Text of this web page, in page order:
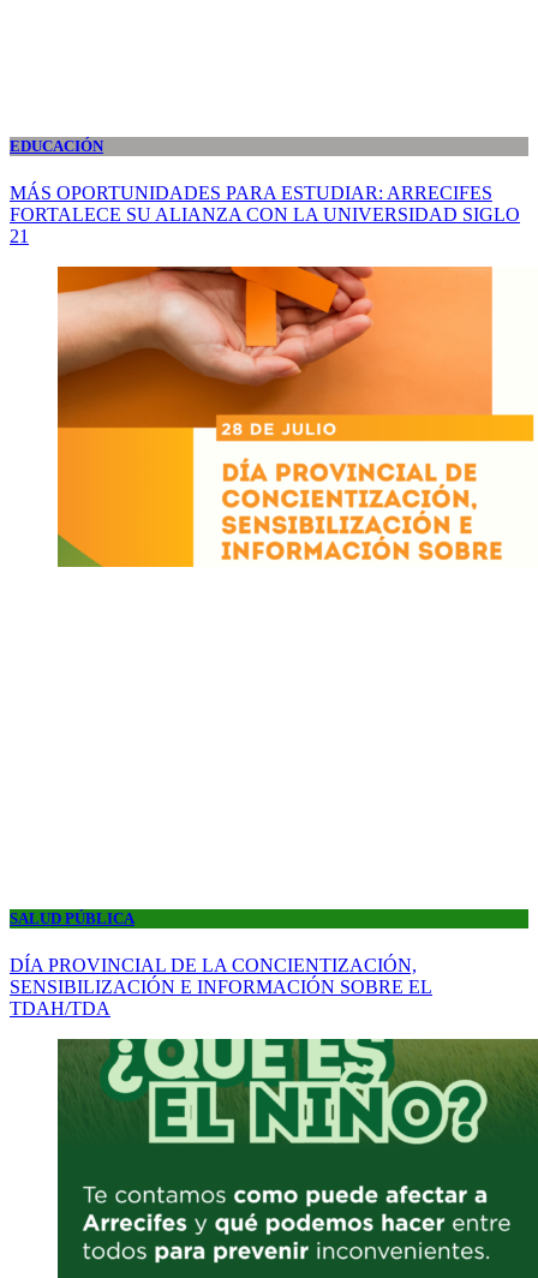
EDUCACIÓN
MÁS OPORTUNIDADES PARA ESTUDIAR: ARRECIFES
FORTALECE SU ALIANZA CON LA UNIVERSIDAD SIGLO
21
SALUD PÚBLICA
DÍA PROVINCIAL DE LA CONCIENTIZACIÓN,
SENSIBILIZACIÓN E INFORMACIÓN SOBRE EL
TDAH/TDA